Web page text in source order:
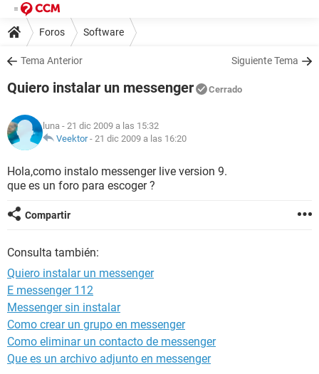
Foros Software
Tema Anterior Siguiente Tema
Quiero instalar un messenger Cerrado
luna - 21 dic 2009 a las 15:32
Veektor- 21 dic 2009 a las 16:20
Hola,como instalo messenger live version 9.
que es un foro para escoger ?
Compartir
Consulta también:
Quiero instalar un messenger
E messenger 112
Messenger sin instalar
Como crear un grupo en messenger
Como eliminar un contacto de messenger
Que es un archivo adjunto en messenger